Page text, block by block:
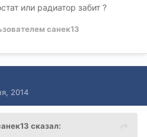
или радиатор забит ?
санек13
2014
сказал: